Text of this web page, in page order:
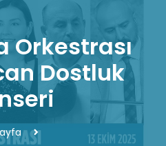
Orkestrası
Dostluk